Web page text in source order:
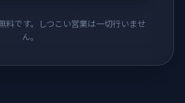
料です。しつこい営業は一切行いませ
ん。